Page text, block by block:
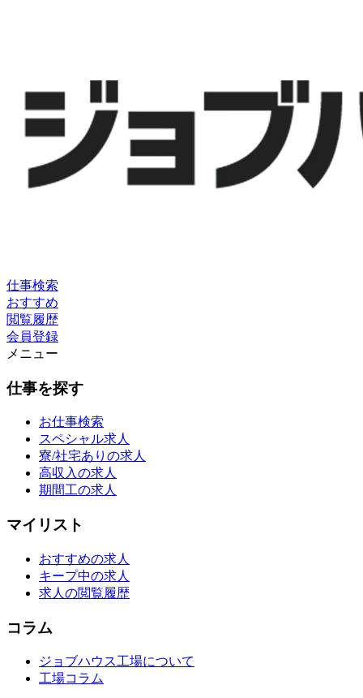
仕事検索
おすすめ
閲覧履歴
会員登録
メニュー
仕事を探す
お仕事検索
スペシャル求人
寮/社宅ありの求人
高収入の求人
期間工の求人
マイリスト
おすすめの求人
キープ中の求人
求人の閲覧履歴
コラム
ジョブハウス工場について
工場コラム